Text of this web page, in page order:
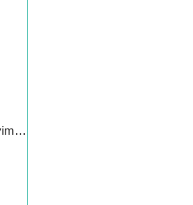
Transtornos do Neurodesenvolvimento